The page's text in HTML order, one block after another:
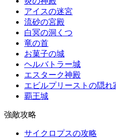
アイスの迷宮
流砂の宮殿
白冥の洞くつ
竜の首
お菓子の城
ヘルバトラー城
エスターク神殿
エビルプリーストの隠れ
覇王城
強敵攻略
サイクロプスの攻略